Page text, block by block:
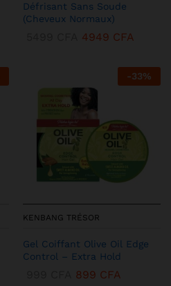
Défrisant Sans Soude
(Cheveux Normaux)
4949 CFA
-33%
KENBANG TRÉSOR
Gel Coiffant Olive Oil Edge
Control – Extra Hold
899 CFA